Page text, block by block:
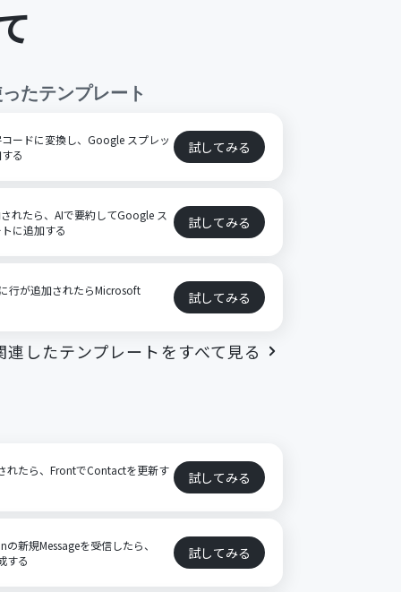
たテンプレート
ードに変換し、Google スプレッ
る
試してみる
れたら、AIで要約してGoogle ス
に追加する
試してみる
行が追加されたらMicrosoft
試してみる
連したテンプレートをすべて見る
れたら、FrontでContactを更新す 試してみる
新規Messageを受信したら、
する
試してみる